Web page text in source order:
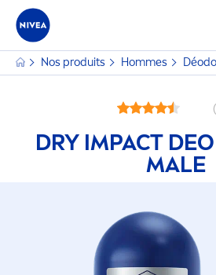
Nos produits Hommes
DRY IMPACT
MALE